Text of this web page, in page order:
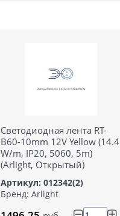
Светодиодная лента RT-
B60-10mm 12V Yellow (14.4
W/m, IP20, 5060, 5m)
(Arlight, Открытый)
Артикул: 012342(2)
Бренд: Arlight